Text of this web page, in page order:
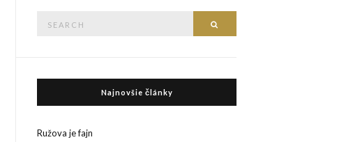
Najnovšie články
Ružova je fajn